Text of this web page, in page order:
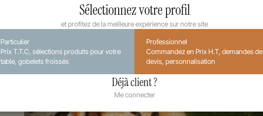
Sélectionnez votre profil
et profitez de la meilleure expérience sur notre site
Particulier
Prix T.T.C, sélections produits pour votre
table, gobelets froissés
Professionnel
Commandez en Prix H.T, demandes de
devis, personnalisation
Déjà client ?
Me connecter